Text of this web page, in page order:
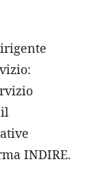
il
INDIRE.